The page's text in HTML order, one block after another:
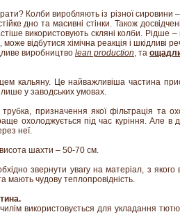
Колби виробляють із різної
дно та масивні стінки. Також
використовують скляні колби. Рідше –
відбутися хімічна реакція і
виробництво lean production, та
кальяну. Це найважливіша частина
у заводських умовах.
призначення якої фільтрація та
охолоджується під час куріння. Але
неї.
шахти – 50-70 см.
звернути увагу на матеріал, з
мають чудову теплопровідність.
використовується для укладання